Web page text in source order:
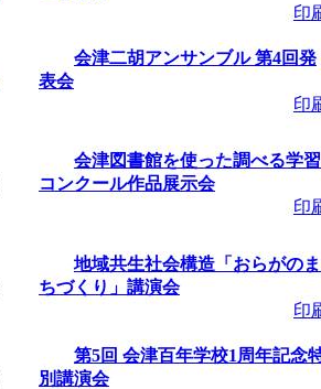
印
会津二胡アンサンブル 第4回発
表会
印
会津図書館を使った調べる学習
コンクール作品展示会
印
地域共生社会構造「おらがのま
ちづくり」講演会
印
第5回 会津百年学校1周年記念
別講演会